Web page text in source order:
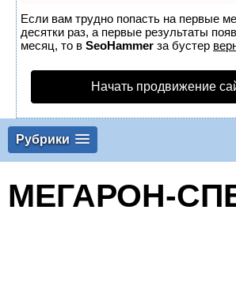
Если вам трудно попасть на первые
десятки раз, а первые результаты
месяц, то в SeoHammer за бустер
Начать продвижение
Рубрики
МЕГАРОН-